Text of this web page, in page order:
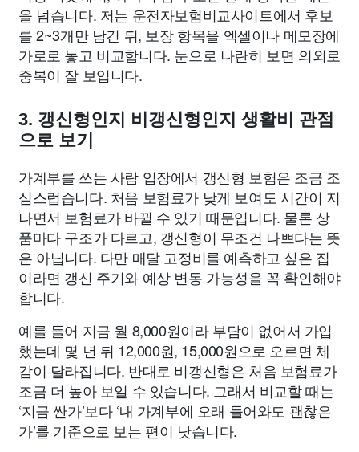
을 넘습니다. 저는 운전자보험비교사이트에서 후보
를 2~3개만 남긴 뒤, 보장 항목을 엑셀이나 메모장에
가로로 놓고 비교합니다. 눈으로 나란히 보면 의외로
중복이 잘 보입니다.
3. 갱신형인지 비갱신형인지 생활비 관점
으로 보기
가계부를 쓰는 사람 입장에서 갱신형 보험은 조금 조
심스럽습니다. 처음 보험료가 낮게 보여도 시간이 지
나면서 보험료가 바뀔 수 있기 때문입니다. 물론 상
품마다 구조가 다르고, 갱신형이 무조건 나쁘다는 뜻
은 아닙니다. 다만 매달 고정비를 예측하고 싶은 집
이라면 갱신 주기와 예상 변동 가능성을 꼭 확인해야
합니다.
예를 들어 지금 월 8,000원이라 부담이 없어서 가입
했는데 몇 년 뒤 12,000원, 15,000원으로 오르면 체
감이 달라집니다. 반대로 비갱신형은 처음 보험료가
조금 더 높아 보일 수 있습니다. 그래서 비교할 때는
‘지금 싼가’보다 ‘내 가계부에 오래 들어와도 괜찮은
가’를 기준으로 보는 편이 낫습니다.